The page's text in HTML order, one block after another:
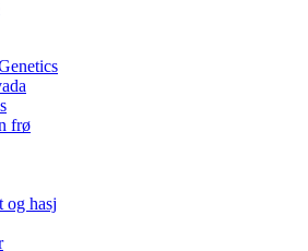
frø
og hasj